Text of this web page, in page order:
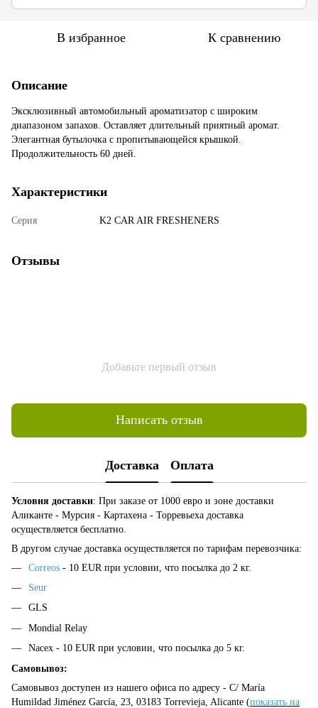
В избранное К сравнению
Описание
Эксклюзивный автомобильный ароматизатор с широким
диапазоном запахов. Оставляет длительный приятный аромат.
Элегантная бутылочка с пропитывающейся крышкой.
Продолжительность 60 дней.
Характеристики
Серия K2 CAR AIR FRESHENERS
Отзывы
Добавьте первый отзыв
Написать отзыв
Доставка Оплата
Условия доставки: При заказе от 1000 евро и зоне доставки
Аликанте - Мурсия - Картахена - Торревьеха доставка
осуществляется бесплатно.
В другом случае доставка осуществляется по тарифам перевозчика:
Correos - 10 EUR при условии, что посылка до 2 кг.
Seur
GLS
Mondial Relay
Nacex - 10 EUR при условии, что посылка до 5 кг.
Самовывоз:
Самовывоз доступен из нашего офиса по адресу - C/ María
Humildad Jiménez García, 23, 03183 Torrevieja, Alicante (показать на